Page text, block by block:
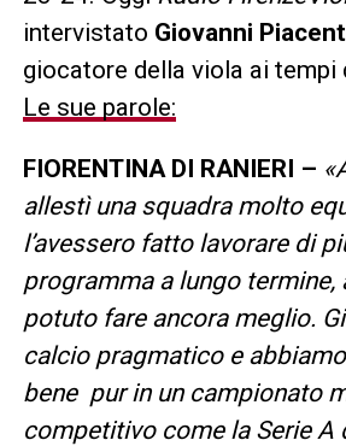
intervistato Giovanni
giocatore della viola ai tempi
Le sue parole:
FIORENTINA DI RANIERI –
allestì una squadra molto
l’avessero fatto lavorare di
programma a lungo termine,
potuto fare ancora meglio.
calcio pragmatico e
bene pur in un campionato
competitivo come la Serie A